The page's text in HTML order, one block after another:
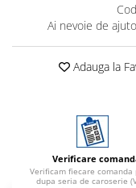
Ai nevoie de
Adauga la
Verificare
Verificam fiecare comanda
dupa seria de caroserie